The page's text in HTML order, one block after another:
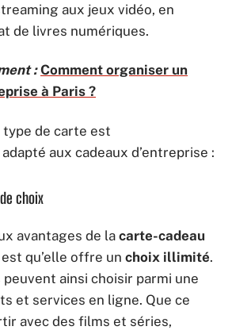
aux jeux vidéo, en
de livres numériques.
: Comment organiser un
à Paris ?
type de carte est
aux cadeaux d’entreprise :
choix
avantages de la carte-cadeau
est qu’elle offre un choix illimité.
ainsi choisir parmi une
et services en ligne. Que ce
avec des films et séries,